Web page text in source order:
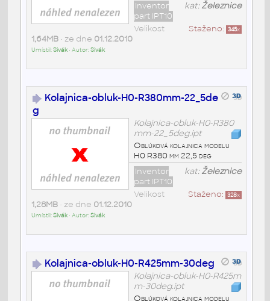
kat:Železnice
Inventor
part IPT10
Staženo: 345x
Velikost
1,64MB• ze dne 01.12.2010
Umístil:Sivák• Autor:Sivák
Kolajnica-obluk-H0-R380mm-22_5de
g
Kolajnica-obluk-H0-R380
mm-22_5deg.ipt
Oblúková kolajnica modelu
H0 R380 mm 22,5 deg
kat:Železnice
Inventor
part IPT10
Staženo: 328x
Velikost
1,28MB• ze dne 01.12.2010
Umístil:Sivák• Autor:Sivák
Kolajnica-obluk-H0-R425mm-30deg
Kolajnica-obluk-H0-R425m
m-30deg.ipt
Oblúková kolajnica modelu